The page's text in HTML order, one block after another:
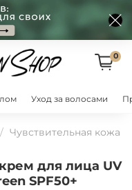
0
Уход за волосами
Чувствительная кожа
для лица UV
SPF50+